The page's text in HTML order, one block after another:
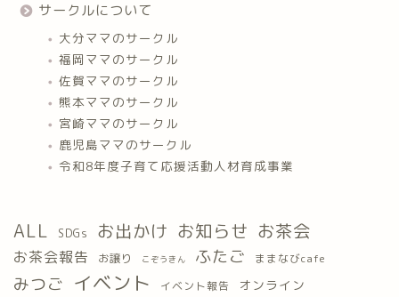
サークルについて
大分ママのサークル
福岡ママのサークル
佐賀ママのサークル
熊本ママのサークル
宮崎ママのサークル
鹿児島ママのサークル
令和8年度子育て応援活動人材育成事業
ALL SDGs お出かけ お知らせ お茶会
お茶会報告 お譲り こぞうきん ふたご ままなびcafe
みつご イベント イベント報告 オンライン